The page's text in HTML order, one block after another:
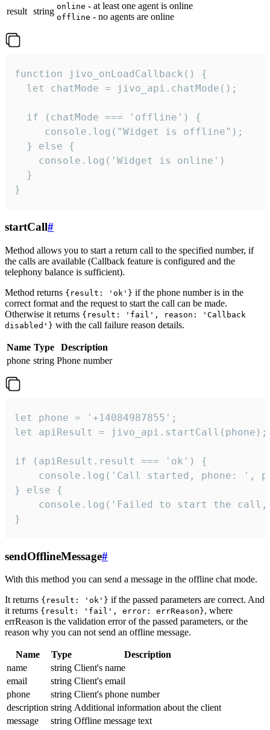
result string online - at least one agent is online
offline - no agents are online
function jivo_onLoadCallback() {
  let chatMode = jivo_api.chatMode();
  if (chatMode === 'offline') {
     console.log("Widget is offline");
  } else {
    console.log('Widget is online')
  }
}
startCall#
Method allows you to start a return call to the specified number, if
the calls are available (Callback feature is configured and the
telephony balance is sufficient).
Method returns {result: 'ok'} if the phone number is in the
correct format and the request to start the call can be made.
Otherwise it returns {result: 'fail', reason: 'Callback
disabled'} with the call failure reason details.
Name Type
Description
phone string Phone number
let phone = '+14084987855';
let apiResult = jivo_api.startCall(phone);
if (apiResult.result === 'ok') {
console.log('Call started, phone: ',
} else {
console.log('Failed to start the
}
sendOfflineMessage#
With this method you can send a message in the offline chat mode.
It returns {result: 'ok'} if the passed parameters are correct. And
it returns {result: 'fail', error: errReason}, where
errReason is the validation error of the passed parameters, or the
reason why you can not send an offline message.
Name Type
Description
name
string Client's name
email
string Client's email
phone
string Client's phone number
description string Additional information about the client
message
string Offline message text